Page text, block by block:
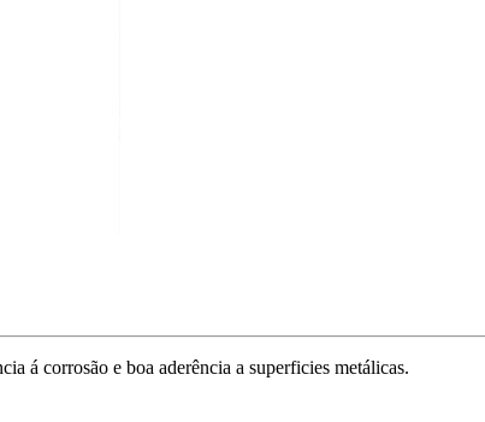
á corrosão e boa aderência a superficies metálicas.